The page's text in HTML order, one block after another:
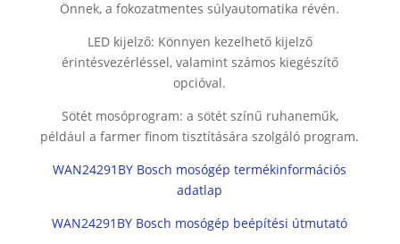
Önnek, a fokozatmentes súlyautomatika révén.
LED kijelző: Könnyen kezelhető kijelző
érintésvezérléssel, valamint számos kiegészítő
opcióval.
Sötét mosóprogram: a sötét színű ruhaneműk,
például a farmer finom tisztítására szolgáló program.
WAN24291BY Bosch mosógép termékinformációs
adatlap
WAN24291BY Bosch mosógép beépítési útmutató